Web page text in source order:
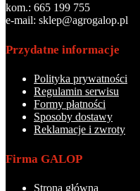
kom.: 665 199 755
e-mail: sklep@agrogalop.pl
Przydatne informacje
Polityka prywatności
Regulamin serwisu
Formy płatności
Sposoby dostawy
Reklamacje i zwroty
Firma GALOP
Strona główna